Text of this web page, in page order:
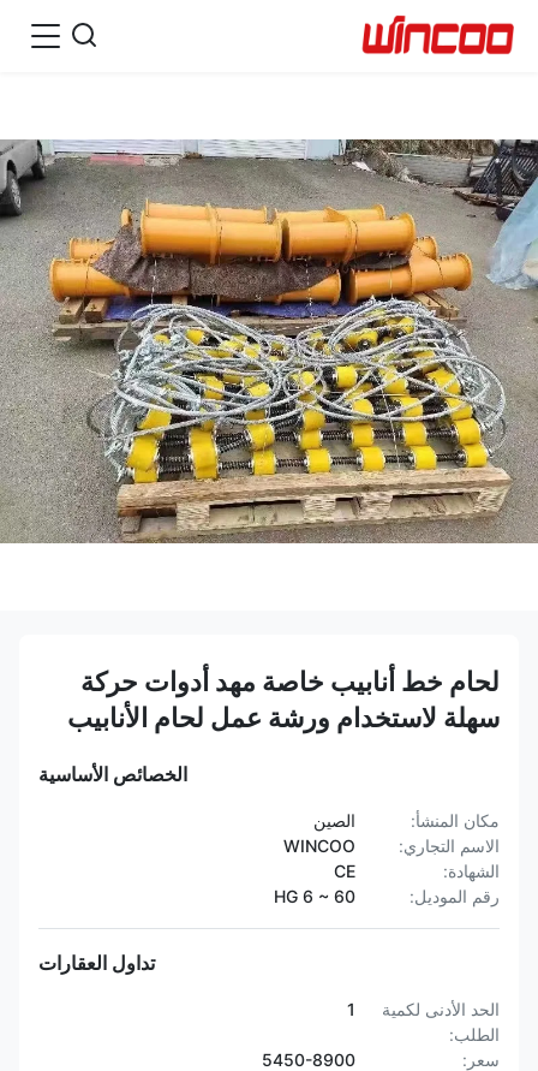
لحام خط أنابيب خاصة مهد أدوات حركة
سهلة لاستخدام ورشة عمل لحام الأنابيب
الخصائص الأساسية
مكان المنشأ:
الصين
الاسم التجاري:
WINCOO
الشهادة:
CE
رقم الموديل:
HG 6 ~ 60
تداول العقارات
الحد الأدنى لكمية
الطلب:
1
سعر:
5450-8900